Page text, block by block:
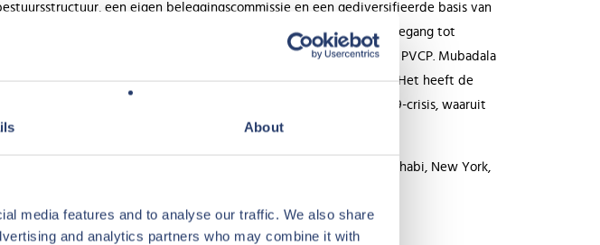
About
media features and to analyse our traffic. We also share
and analytics partners who may combine it with
een eigen beleggingscommissie en een gediversifieerde basis van
wereldwijde staat van dienst, de operationele expertise en de toegang tot
de ideale partner voor het volgende hoofdstuk in de groei van PVCP. Mubadala
ervaring in de vrijetijdssector, met name in Europa en Frankrijk. Het heeft de
bij haar Europese expansie en stond haar bij tijdens de COVID-19-crisis, waaruit
kwam.
van meer dan 200 professionals, verspreid over 5 kantoren: Abu Dhabi, New York,